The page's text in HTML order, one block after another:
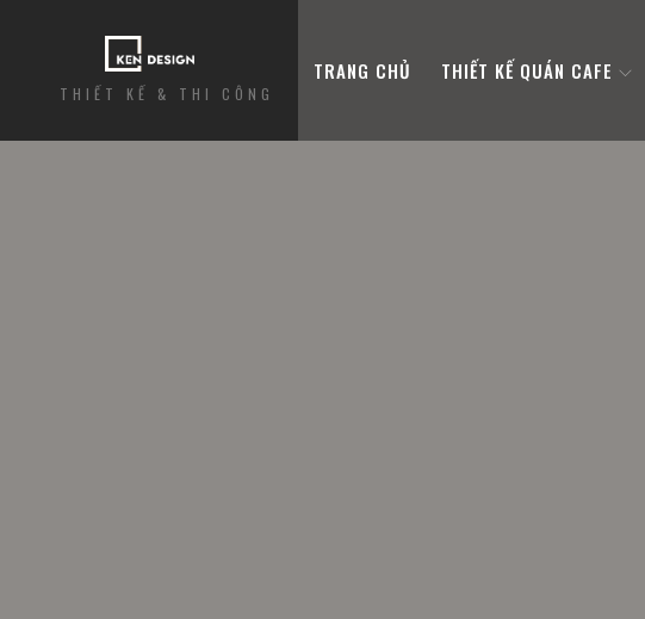
THIẾT KẾ & THI CÔNG
TRANG CHỦ THIẾT KẾ QUÁN CAFE